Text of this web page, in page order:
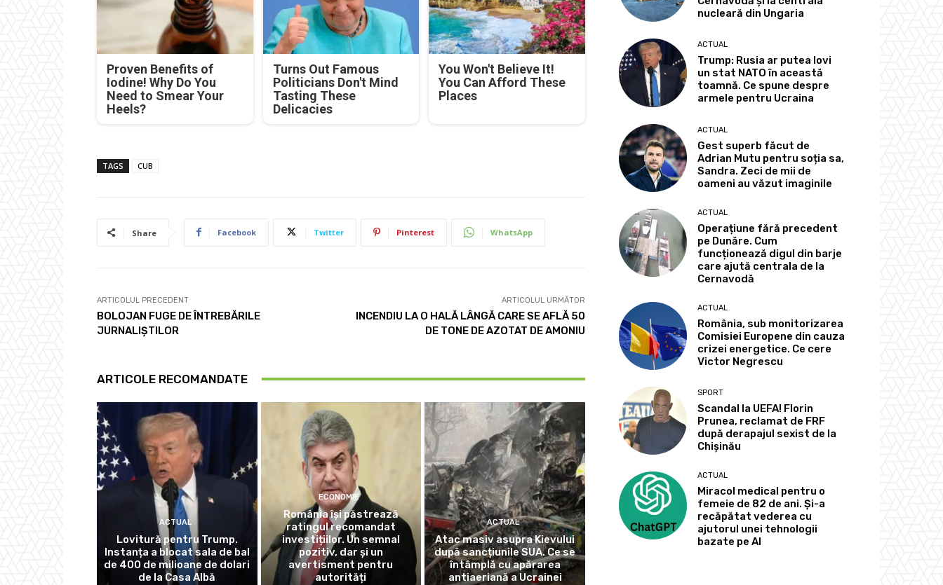
Proven Benefits of
Iodine! Why Do You
Need to Smear Your
Heels?
Turns Out Famous
Politicians Don't Mind
Tasting These
Delicacies
You Won't Believe It!
You Can Afford These
Places
TAGS CUB
Share Facebook Twitter Pinterest WhatsApp
ARTICOLUL PRECEDENT
BOLOJAN FUGE DE ÎNTREBĂRILE
JURNALIȘTILOR
ARTICOLUL URMĂTOR
INCENDIU LA O HALĂ LÂNGĂ CARE SE AFLĂ 50
DE TONE DE AZOTAT DE AMONIU
ARTICOLE RECOMANDATE
ACTUAL
Lovitură pentru Trump.
Instanța a blocat sala de bal
de 400 de milioane de dolari
de la Casa Albă
ECONOMIE
România își păstrează
ratingul recomandat
investițiilor. Un semnal
pozitiv, dar și un
avertisment pentru
autorități
ACTUAL
Atac masiv asupra Kievului
după sancțiunile SUA. Ce se
întâmplă cu apărarea
antiaeriană a Ucrainei
nucleară din Ungaria
ACTUAL
Trump: Rusia ar putea lovi
un stat NATO în această
toamnă. Ce spune despre
armele pentru Ucraina
ACTUAL
Gest superb făcut de
Adrian Mutu pentru soția sa,
Sandra. Zeci de mii de
oameni au văzut imaginile
ACTUAL
Operațiune fără precedent
pe Dunăre. Cum
funcționează digul din barje
care ajută centrala de la
Cernavodă
ACTUAL
România, sub monitorizarea
Comisiei Europene din cauza
crizei energetice. Ce cere
Victor Negrescu
SPORT
Scandal la UEFA! Florin
Prunea, reclamat de FRF
după derapajul sexist de la
Chișinău
ACTUAL
Miracol medical pentru o
femeie de 82 de ani. Și-a
recăpătat vederea cu
ajutorul unei tehnologii
bazate pe AI